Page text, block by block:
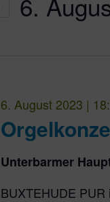
6. August 2023 |
Unterbarmer
BUXTEHUDE